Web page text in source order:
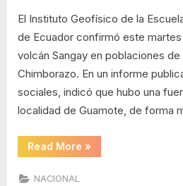
de
ceniza
volcánica
en
provincia
de
El Instituto Geofísico de la
de Ecuador confirmó este
volcán Sangay en poblaciones
Chimborazo. En un informe
sociales, indicó que hubo una
localidad de Guamote, de forma
Read More “Confirman
caída
»
NACIONAL